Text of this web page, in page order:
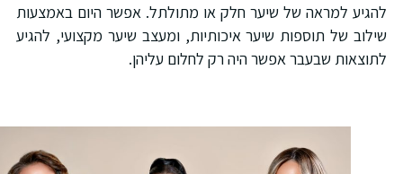
למראה של שיער חלק או מתולתל. אפשר היום באמצעות
של תוספות שיער איכותיות, ומעצב שיער מקצועי, להגיע
שבעבר אפשר היה רק לחלום עליהן.